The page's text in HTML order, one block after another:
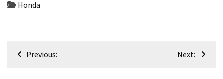
Honda
Навігація
Previous: Next: